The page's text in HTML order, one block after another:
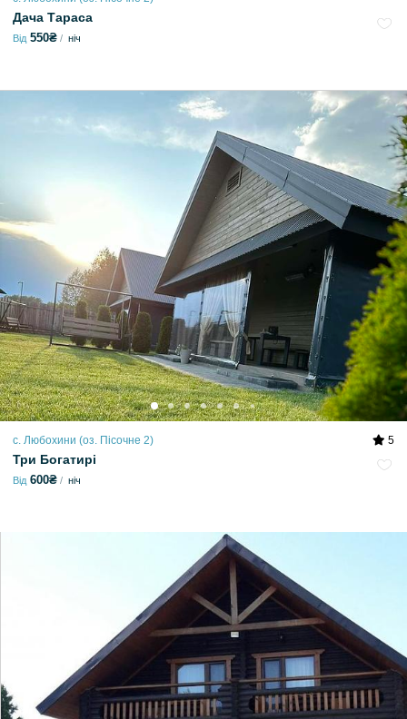
Дача Тараса
Від 550₴ ніч
с. Любохини (оз. Пісочне 2) 5
Три Богатирі
Від 600₴ ніч